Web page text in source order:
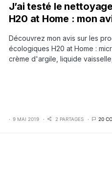
J’ai testé le
H20 at Home : mon
Découvrez mon avis sur les
écologiques H20 at Home :
crème d'argile, liquide
9 MAI 2019 2 PARTAGES 20